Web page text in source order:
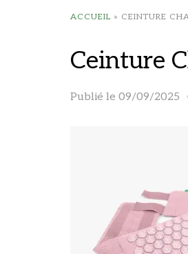
ACCUEIL » CEINTURE
Ceinture
Publié le 09/09/2025